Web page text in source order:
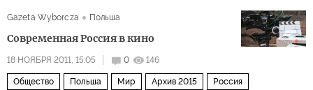
Gazeta Wyborcza Польша
Современная Россия в кино
18 НОЯБРЯ 2011, 15:05 0 146
Общество Польша Мир Архив 2015 Россия